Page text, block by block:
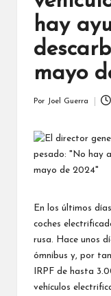
hay
mayo
Por Joel Guerra
En los últimos
coches
rusa. Hace unos
ómnibus y, por
IRPF de hasta
vehículos